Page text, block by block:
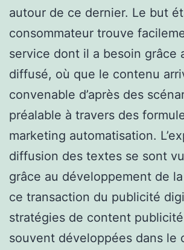
autour de ce dernier. Le but
consommateur trouve
service dont il a besoin grâce
diffusé, où que le contenu
convenable d’après des
préalable à travers des
marketing automatisation.
diffusion des textes se sont
grâce au développement de
ce transaction du publicité
stratégies de content
souvent développées dans le